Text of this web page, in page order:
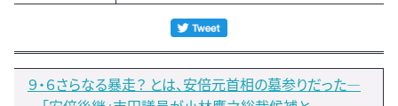
９・６さらなる暴走？ とは、安倍元首相の墓参りだった―